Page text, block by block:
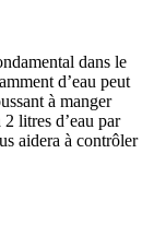
dans le
d’eau peut
à manger
litres d’eau par
aidera à contrôler